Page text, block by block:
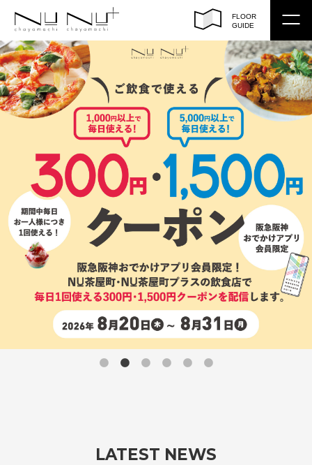
FLOOR
GUIDE
トップ
フロアガイド
ショップサーチ
イベント / ショップ ニュース
アクセス
営業時間
EN/CH（繁）/CH（簡）/KO
退店情報 /よくあるご質問
カスタマーハラスメントに対する基本方針
施設従業員サイト
LATEST NEWS